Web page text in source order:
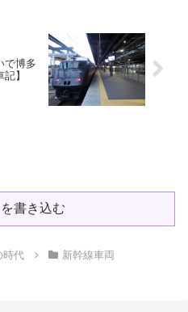
で博多
】
書き込む
時代 新幹線車両